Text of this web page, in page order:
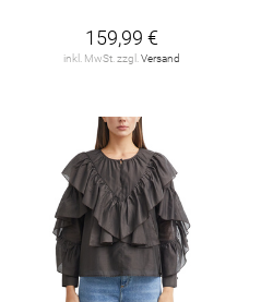
159,99 €
inkl. MwSt. zzgl.Versand